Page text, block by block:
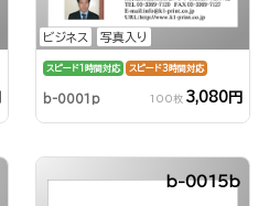
ビジネス 写真入り
スピード1時間対応 スピード3時間対応
b-0001p 100枚 3,080円
b-0015b